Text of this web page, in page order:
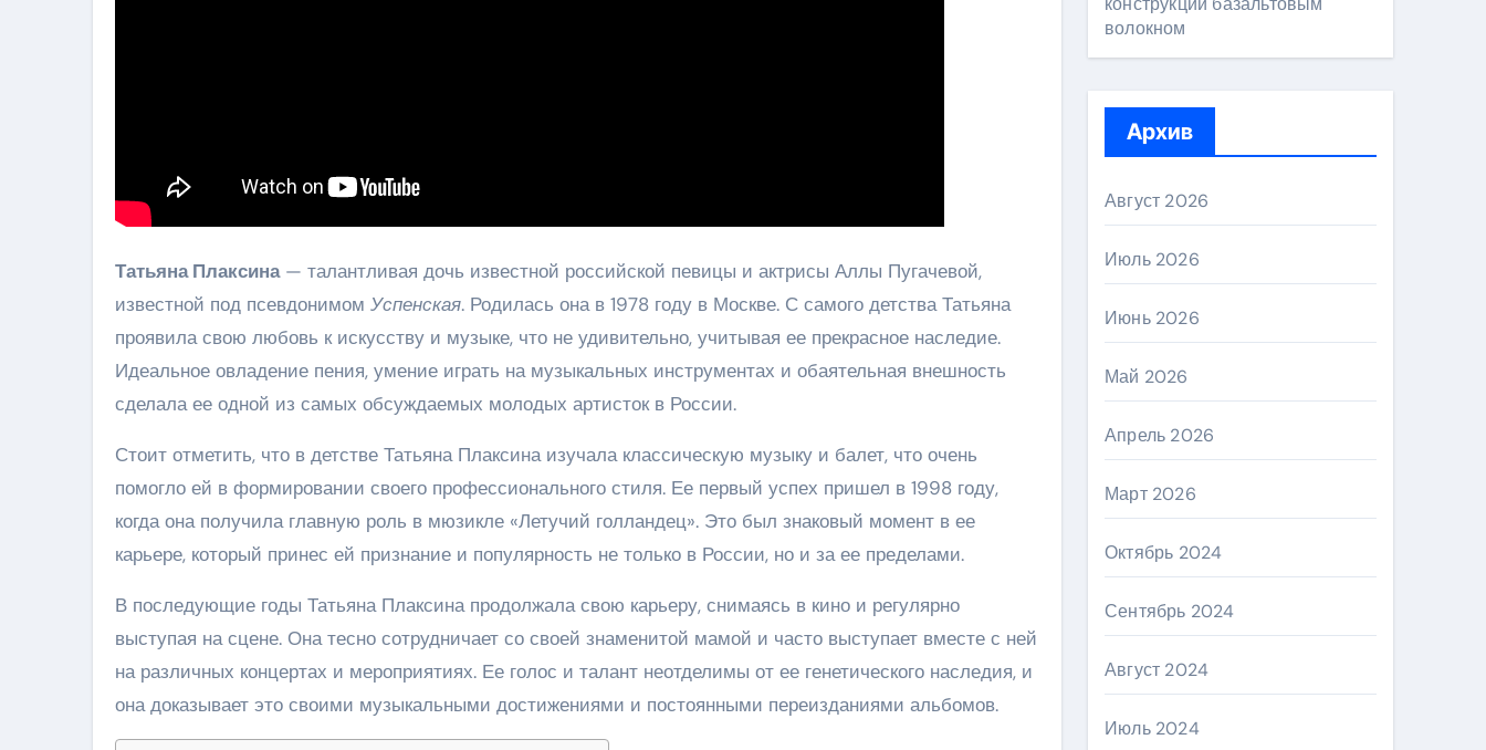
Татьяна Плаксина— талантливая дочь известной российской певицы и актрисы Аллы Пугачевой,
известной под псевдонимом Успенская. Родилась она в 1978 году в Москве. С самого детства Татьяна
проявила свою любовь к искусству и музыке, что не удивительно, учитывая ее прекрасное наследие.
Идеальное овладение пения, умение играть на музыкальных инструментах и обаятельная внешность
сделала ее одной из самых обсуждаемых молодых артисток в России.
Стоит отметить, что в детстве Татьяна Плаксина изучала классическую музыку и балет, что очень
помогло ей в формировании своего профессионального стиля. Ее первый успех пришел в 1998 году,
когда она получила главную роль в мюзикле «Летучий голландец». Это был знаковый момент в ее
карьере, который принес ей признание и популярность не только в России, но и за ее пределами.
В последующие годы Татьяна Плаксина продолжала свою карьеру, снимаясь в кино и регулярно
выступая на сцене. Она тесно сотрудничает со своей знаменитой мамой и часто выступает вместе с ней
на различных концертах и мероприятиях. Ее голос и талант неотделимы от ее генетического наследия, и
она доказывает это своими музыкальными достижениями и постоянными переизданиями альбомов.
волокном
Архив
Август 2026
Июль 2026
Июнь 2026
Май 2026
Апрель 2026
Март 2026
Октябрь 2024
Сентябрь 2024
Август 2024
Июль 2024